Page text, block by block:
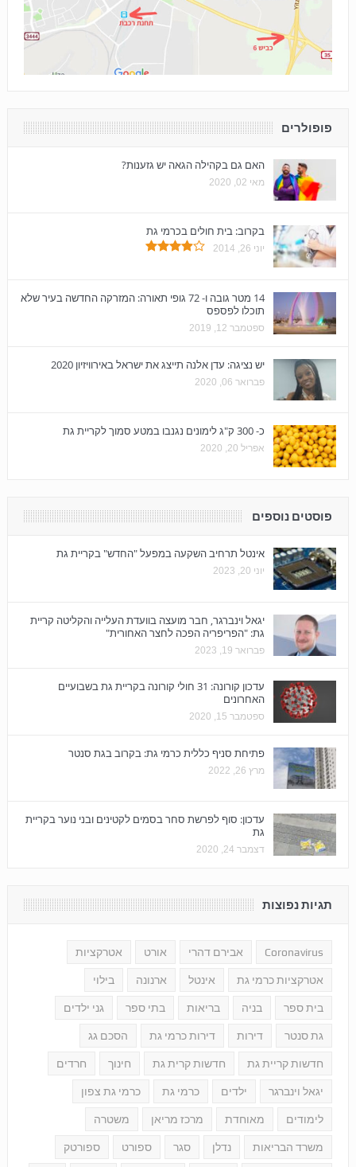
פופולרים
האם גם בקהילה הגאה יש גזענות?
מאי 02, 2020
בקרוב: בית חולים בכרמי גת
יוני 26, 2014
14 מטר גובה ו- 72 גופי תאורה: המזרקה החדשה בעיר שלא
תוכלו לפספס
ספטמבר 12, 2019
יש נציגה: עדן אלנה תייצג את ישראל באירוויזיון 2020
פברואר 06, 2020
כ- 300 ק"ג לימונים נגנבו במטע סמוך לקריית גת
אפריל 20, 2020
פוסטים נוספים
אינטל תרחיב השקעה במפעל "החדש" בקריית גת
יוני 20, 2023
יגאל וינברגר, חבר מועצה בוועדת העלייה והקליטה קריית
גת: "הפריפריה הפכה לחצר האחורית"
פברואר 19, 2023
עדכון קורונה: 31 חולי קורונה בקריית גת בשבועיים
האחרונים
ספטמבר 15, 2020
פתיחת סניף כללית כרמי גת: בקרוב בגת סנטר
מרץ 26, 2022
עדכון: סוף לפרשת סחר בסמים לקטינים ובני נוער בקריית
גת
דצמבר 24, 2020
תגיות נפוצות
Coronavirus אבירם דהרי אורט אטרקציות
אטרקציות כרמי גת אינטל ארנונה בילוי
בית ספר בניה בריאות בתי ספר גני ילדים
גת סנטר דירות דירות כרמי גת הסכם גג
חדשות קריית גת חדשות קרית גת חינוך חרדים
יגאל וינברגר ילדים כרמי גת כרמי גת צפון
לימודים מאוחדת מרכז מריאן משטרה
משרד הבריאות נדלן סגר ספורט ספורטק